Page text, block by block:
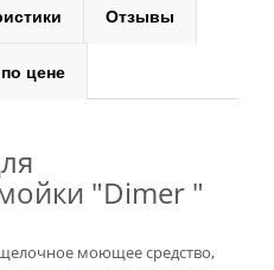
Отзывы
цене
"Dimer "
моющее средство,